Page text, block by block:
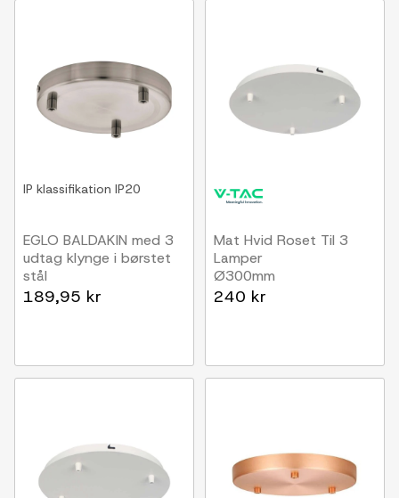
IP klassifikation IP20
EGLO BALDAKIN med 3
udtag klynge i børstet
stål
189,95 kr
Mat Hvid Roset Til 3
Lamper
Ø300mm
240 kr